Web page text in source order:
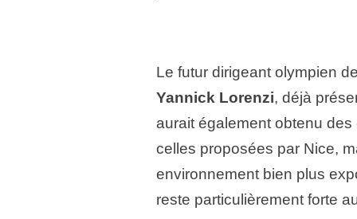
Le futur dirigeant olympien
Yannick Lorenzi, déjà
aurait également obtenu
celles proposées par Nice,
environnement bien plus
reste particulièrement forte